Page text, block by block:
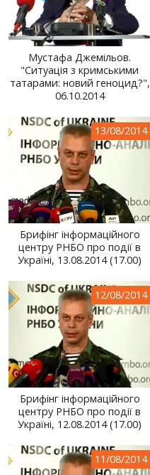
Мустафа Джемільов.
"Ситуація з кримськими
татарами: новий геноцид?",
06.10.2014
13/08/2014
Брифінг інформаційного
центру РНБО про події в
Україні, 13.08.2014 (17.00)
12/08/2014
Брифінг інформаційного
центру РНБО про події в
Україні, 12.08.2014 (17.00)
11/08/2014